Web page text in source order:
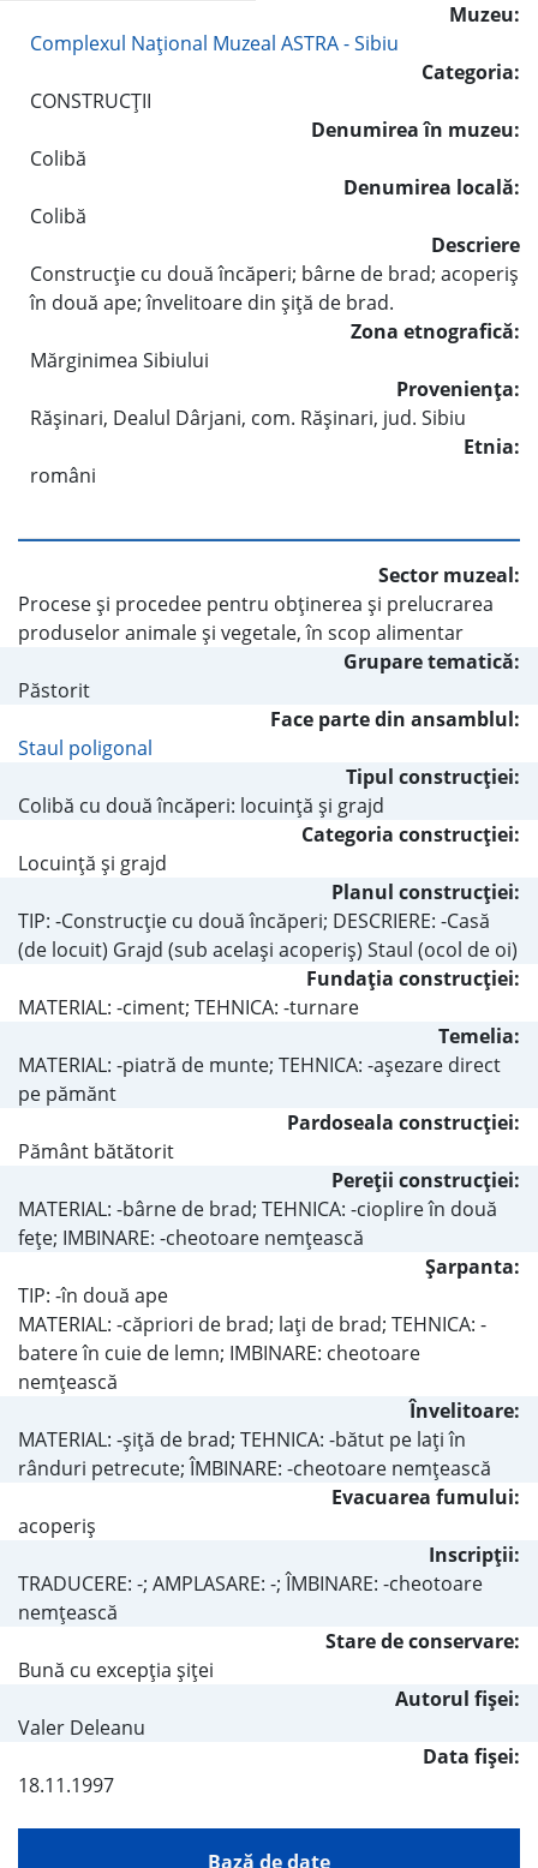
Muzeu:
Complexul Naţional Muzeal ASTRA - Sibiu
Categoria:
CONSTRUCŢII
Denumirea în muzeu:
Colibă
Denumirea locală:
Colibă
Descriere
Construcţie cu două încăperi; bârne de brad; acoperiş
în două ape; învelitoare din şiţă de brad.
Zona etnografică:
Mărginimea Sibiului
Provenienţa:
Răşinari, Dealul Dârjani, com. Răşinari, jud. Sibiu
Etnia:
români
Sector muzeal:
Procese şi procedee pentru obţinerea şi prelucrarea
produselor animale şi vegetale, în scop alimentar
Grupare tematică:
Păstorit
Face parte din ansamblul:
Staul poligonal
Tipul construcţiei:
Colibă cu două încăperi: locuinţă şi grajd
Categoria construcţiei:
Locuinţă şi grajd
Planul construcţiei:
TIP: -Construcţie cu două încăperi; DESCRIERE: -Casă
(de locuit) Grajd (sub acelaşi acoperiş) Staul (ocol de oi)
Fundaţia construcţiei:
MATERIAL: -ciment; TEHNICA: -turnare
Temelia:
MATERIAL: -piatră de munte; TEHNICA: -aşezare direct
pe pămănt
Pardoseala construcţiei:
Pământ bătătorit
Pereţii construcţiei:
MATERIAL: -bârne de brad; TEHNICA: -cioplire în două
feţe; IMBINARE: -cheotoare nemţească
Şarpanta:
TIP: -în două ape
MATERIAL: -căpriori de brad; laţi de brad; TEHNICA: -
batere în cuie de lemn; IMBINARE: cheotoare
nemţească
Învelitoare:
MATERIAL: -şiţă de brad; TEHNICA: -bătut pe laţi în
rânduri petrecute; ÎMBINARE: -cheotoare nemţească
Evacuarea fumului:
acoperiş
Inscripţii:
TRADUCERE: -; AMPLASARE: -; ÎMBINARE: -cheotoare
nemţească
Stare de conservare:
Bună cu excepţia şiţei
Autorul fişei:
Valer Deleanu
Data fișei:
18.11.1997
Bază de date